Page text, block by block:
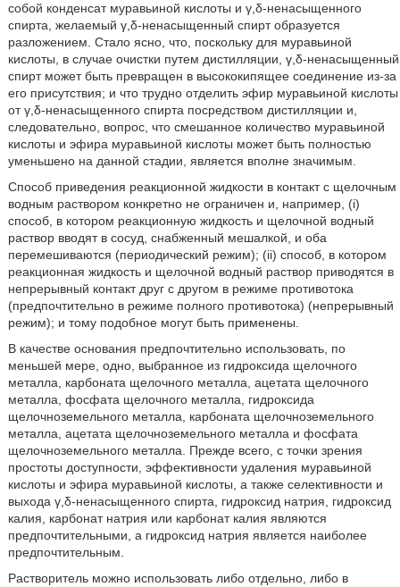
собой конденсат муравьиной кислоты и γ,δ-ненасыщенного
спирта, желаемый γ,δ-ненасыщенный спирт образуется
разложением. Стало ясно, что, поскольку для муравьиной
кислоты, в случае очистки путем дистилляции, γ,δ-ненасыщенный
спирт может быть превращен в высококипящее соединение из-за
его присутствия; и что трудно отделить эфир муравьиной кислоты
от γ,δ-ненасыщенного спирта посредством дистилляции и,
следовательно, вопрос, что смешанное количество муравьиной
кислоты и эфира муравьиной кислоты может быть полностью
уменьшено на данной стадии, является вполне значимым.
Способ приведения реакционной жидкости в контакт с щелочным
водным раствором конкретно не ограничен и, например, (i)
способ, в котором реакционную жидкость и щелочной водный
раствор вводят в сосуд, снабженный мешалкой, и оба
перемешиваются (периодический режим); (ii) способ, в котором
реакционная жидкость и щелочной водный раствор приводятся в
непрерывный контакт друг с другом в режиме противотока
(предпочтительно в режиме полного противотока) (непрерывный
режим); и тому подобное могут быть применены.
В качестве основания предпочтительно использовать, по
меньшей мере, одно, выбранное из гидроксида щелочного
металла, карбоната щелочного металла, ацетата щелочного
металла, фосфата щелочного металла, гидроксида
щелочноземельного металла, карбоната щелочноземельного
металла, ацетата щелочноземельного металла и фосфата
щелочноземельного металла. Прежде всего, с точки зрения
простоты доступности, эффективности удаления муравьиной
кислоты и эфира муравьиной кислоты, а также селективности и
выхода γ,δ-ненасыщенного спирта, гидроксид натрия, гидроксид
калия, карбонат натрия или карбонат калия являются
предпочтительными, а гидроксид натрия является наиболее
предпочтительным.
Растворитель можно использовать либо отдельно, либо в